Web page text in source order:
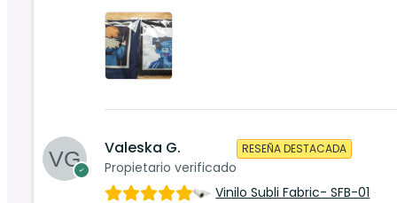
Valeska G.
Propietario verificado
RESEÑA DESTACADA
Vinilo Subli Fabric- SFB-01